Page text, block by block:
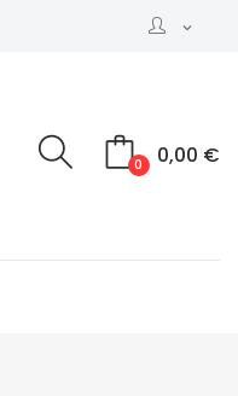
expand_more
0,00 €
0